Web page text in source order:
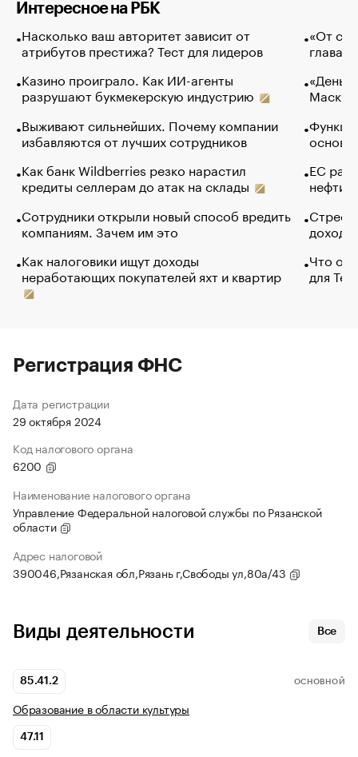
Интересное на РБК
Насколько ваш авторитет зависит от
атрибутов престижа? Тест для лидеров
Казино проиграло. Как ИИ-агенты
разрушают букмекерскую индустрию
Выживают сильнейших. Почему компании
избавляются от лучших сотрудников
Как банк Wildberries резко нарастил
кредиты селлерам до атак на склады
Сотрудники открыли новый способ вредить
компаниям. Зачем им это
Как налоговики ищут доходы
неработающих покупателей яхт и квартир
«От
глава
Маск в
основ
ЕС
нефти
Что
для
Регистрация ФНС
Дата регистрации
29 октября 2024
Код налогового органа
6200
Наименование налогового органа
Управление Федеральной налоговой службы по Рязанской
области
Адрес налоговой
390046,Рязанская обл,Рязань г,Свободы ул,80а/43
Виды деятельности Все
85.41.2 ОСНОВНОЙ
Образование в области культуры
47.11